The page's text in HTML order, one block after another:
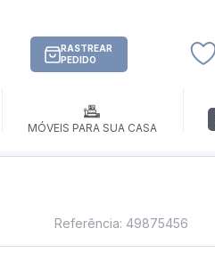
RASTREAR
PEDIDO
MÓVEIS PARA SUA CASA
Referência: 49875456